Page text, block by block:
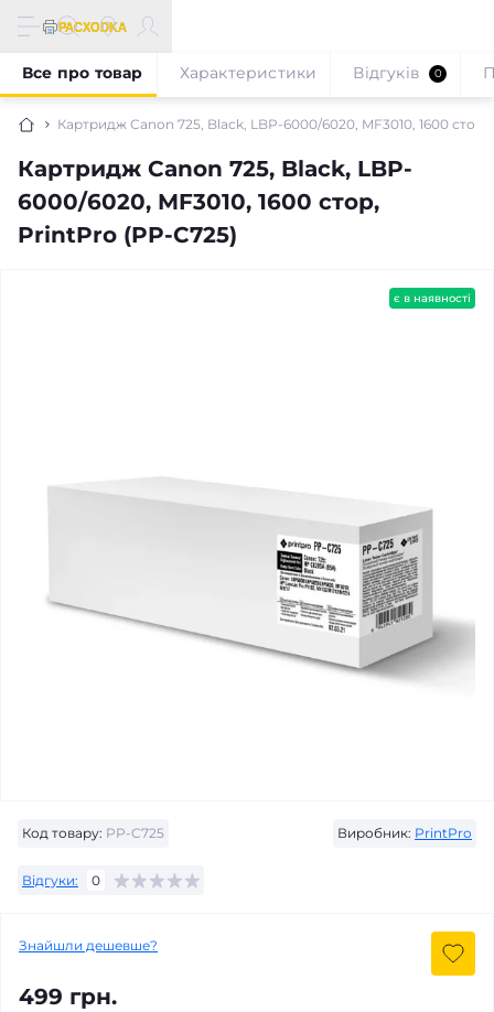
Картридж Canon 725, Black, LBP-6000/6020, MF3010, 1600
Картридж Canon 725, Black, LBP-
6000/6020, MF3010, 1600 стор,
PrintPro (PP-C725)
Все про товар Характеристики Відгуків 0
є в наявності
Код товару: PP-C725 Виробник: PrintPro
Відгуки: 0
Знайшли дешевше?
499 грн.